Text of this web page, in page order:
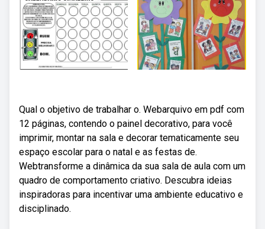
Qual o objetivo de trabalhar o. Webarquivo em pdf com
12 páginas, contendo o painel decorativo, para você
imprimir, montar na sala e decorar tematicamente seu
espaço escolar para o natal e as festas de.
Webtransforme a dinâmica da sua sala de aula com um
quadro de comportamento criativo. Descubra ideias
inspiradoras para incentivar uma ambiente educativo e
disciplinado.